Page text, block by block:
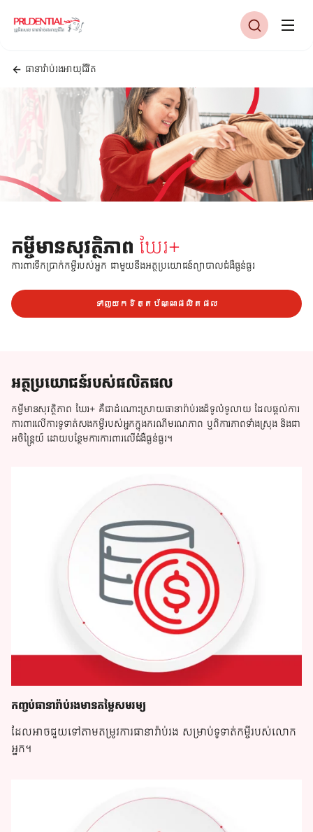
ធានារ៉ាប់រងអាយុជីវិត
កម្ចីមានសុវត្ថិភាព ឃែរ+
ការពារទឹកប្រាក់កម្ចីរបស់អ្នក ជាមួយនឹងអត្ថប្រយោជន៍ព្យាបាលជំងឺធ្ងន់ធ្ងរ
ទាញយកខិត្តប័ណ្ណផលិតផល
អត្ថប្រយោជន៍របស់ផលិតផល
កម្ចីមានសុវត្ថិភាព ឃែរ+ គឺជាដំណោះស្រាយធានារ៉ាប់រងដ៏ទូលំទូលាយ ដែលផ្ដល់ការ
ការពារលើការទូទាត់សងកម្ចីរបស់អ្នកក្នុងករណីមរណភាព ឬពិការភាពទាំងស្រុង និងជា
អចិន្រ្តៃយ៍ ដោយបន្ថែមការការពារលើជំងឺធ្ងន់ធ្ងរ។
កញ្ចប់ធានារ៉ាប់រងមានតម្លៃសមរម្យ
ដែលអាចជួយទៅតាមតម្រូវការធានារ៉ាប់រង សម្រាប់ទូទាត់កម្ចីរបស់លោក
អ្នក។